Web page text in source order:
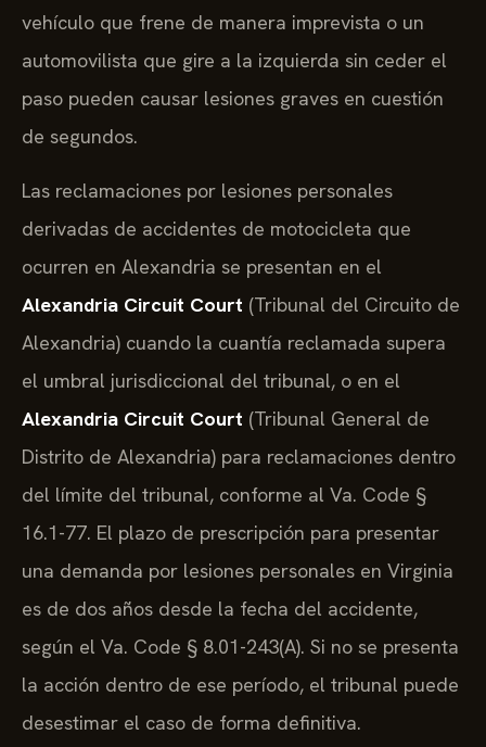
vehículo que frene de manera imprevista o un
automovilista que gire a la izquierda sin ceder el
paso pueden causar lesiones graves en cuestión
de segundos.
Las reclamaciones por lesiones personales
derivadas de accidentes de motocicleta que
ocurren en Alexandria se presentan en el
Alexandria Circuit Court (Tribunal del Circuito de
Alexandria) cuando la cuantía reclamada supera
el umbral jurisdiccional del tribunal, o en el
Alexandria Circuit Court (Tribunal General de
Distrito de Alexandria) para reclamaciones dentro
del límite del tribunal, conforme al Va. Code §
16.1-77. El plazo de prescripción para presentar
una demanda por lesiones personales en Virginia
es de dos años desde la fecha del accidente,
según el Va. Code § 8.01-243(A). Si no se presenta
la acción dentro de ese período, el tribunal puede
desestimar el caso de forma definitiva.